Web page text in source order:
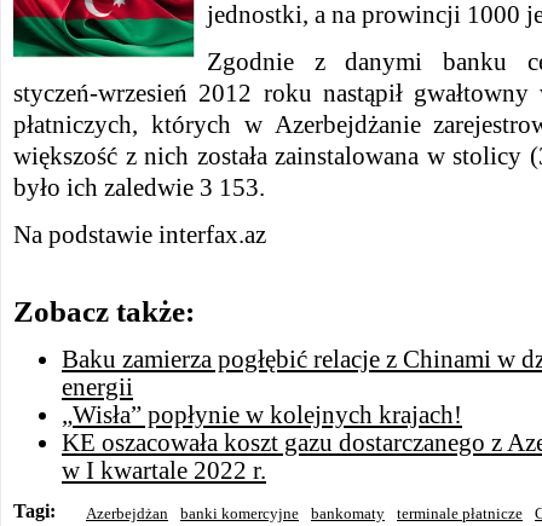
jednostki, a na prowincji 1000
Zgodnie z danymi banku
styczeń-wrzesień 2012 roku nastąpił
płatniczych, których w Azerbejdżanie
większość z nich została zainstalowana w
było ich zaledwie 3 153.
Na podstawie interfax.az
Zobacz także:
Baku zamierza pogłębić relacje z Chinami w
energii
„Wisła” popłynie w kolejnych krajach!
KE oszacowała koszt gazu dostarczanego z
w I kwartale 2022 r.
Tagi: Azerbejdżan banki komercyjne bankomaty terminale płatnicze